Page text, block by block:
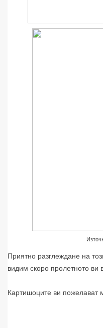
Приятно разглеждане на
видим скоро пролетното ви
Картишоците ви пожелават